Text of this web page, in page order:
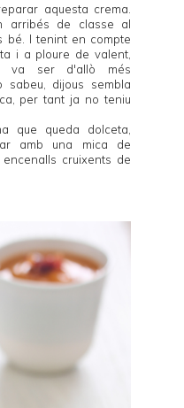
aquesta crema.
arribés de classe al
bé. I tenint en compte
i a ploure de valent,
va ser d'allò més
dijous sembla
per tant ja no teniu
que queda dolceta,
amb una mica de
cruixents de